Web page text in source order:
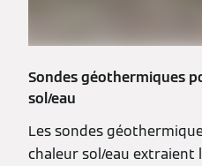
Sondes géothermiques
sol/eau
Les sondes
chaleur sol/eau extraient